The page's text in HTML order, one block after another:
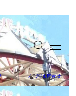
ブログ/お問合せ